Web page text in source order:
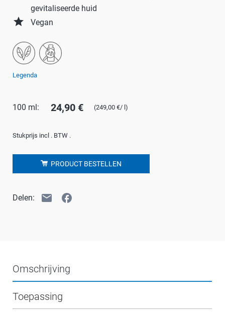
gevitaliseerde huid
grade Vegan
Legenda
100 ml: 24,90 € (249,00 €/ l)
Stukprijs incl . BTW .
PRODUCT BESTELLEN
Delen: email facebook
Omschrijving
Toepassing